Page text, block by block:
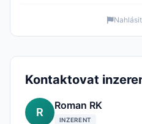
Kontaktovat
R
Roman RK
INZERENT